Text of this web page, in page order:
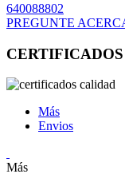
640088802
PREGUNTE
Más
Envios
Más